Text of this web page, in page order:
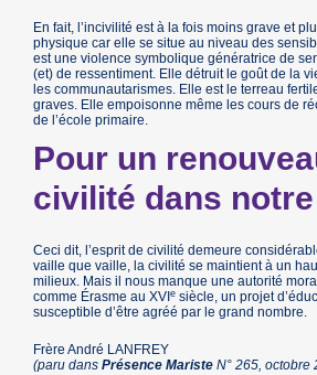
En fait, l’incivilité est à la fois moins grave et
physique car elle se situe au niveau des
est une violence symbolique génératrice de
(et) de ressentiment. Elle détruit le goût de la
les communautarismes. Elle est le terreau
graves. Elle empoisonne même les cours de
de l’école primaire.
Pour un
civilité dans
Ceci dit, l’esprit de civilité demeure
vaille que vaille, la civilité se maintient à un
milieux. Mais il nous manque une autorité
comme Érasme au XVIe siècle, un projet
susceptible d’être agréé par le grand nombre.
Frère André LANFREY
(paru dansPrésence MaristeN° 265, octobre